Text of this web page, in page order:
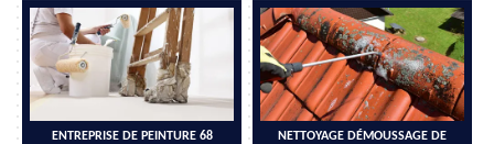
ENTREPRISE DE PEINTURE 68
NETTOYAGE DÉMOUSSAGE DE